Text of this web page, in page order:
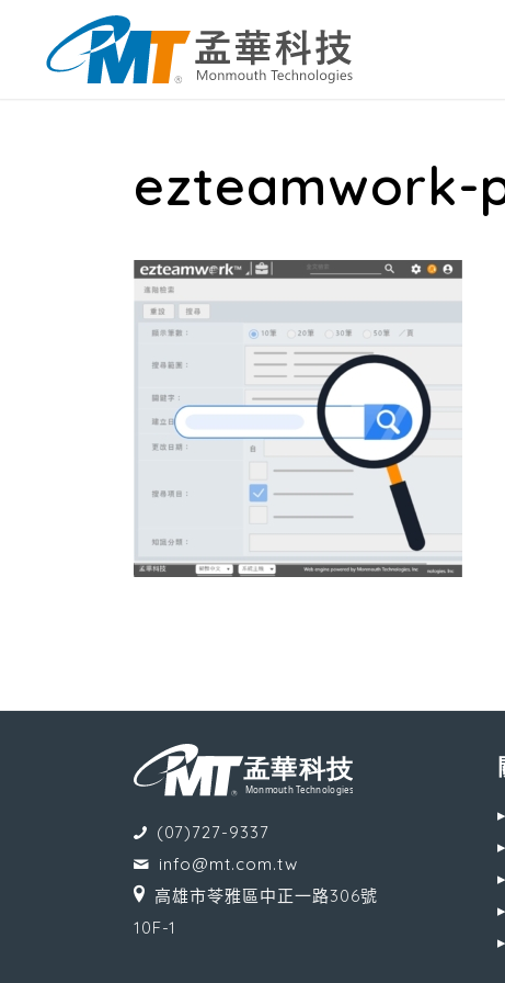
ezteamwork-
(07)727-9337
info@mt.com.tw
高雄市苓雅區中正一路306號
10F-1